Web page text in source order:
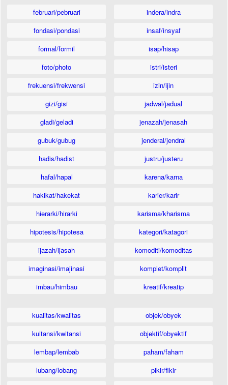
februari/pebruari
fondasi/pondasi
formal/formil
foto/photo
frekuensi/frekwensi
gizi/gisi
gladi/geladi
gubuk/gubug
hadis/hadist
hafal/hapal
hakikat/hakekat
hierarki/hirarki
hipotesis/hipotesa
ijazah/ijasah
imaginasi/imajinasi
imbau/himbau
indera/indra
insaf/insyaf
isap/hisap
istri/isteri
izin/ijin
jadwal/jadual
jenazah/jenasah
jenderal/jendral
justru/justeru
karena/karna
karier/karir
karisma/kharisma
kategori/katagori
komoditi/komoditas
komplet/komplit
kreatif/kreatip
kualitas/kwalitas
kuitansi/kwitansi
lembap/lembab
lubang/lobang
objek/obyek
objektif/obyektif
paham/faham
pikir/fikir